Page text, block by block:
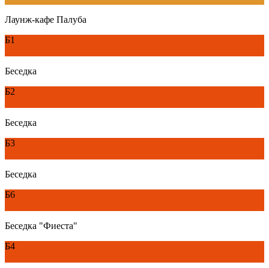
Лаунж-кафе Палуба
Б1
Беседка
Б2
Беседка
Б3
Беседка
Б6
Беседка "Фиеста"
Б4